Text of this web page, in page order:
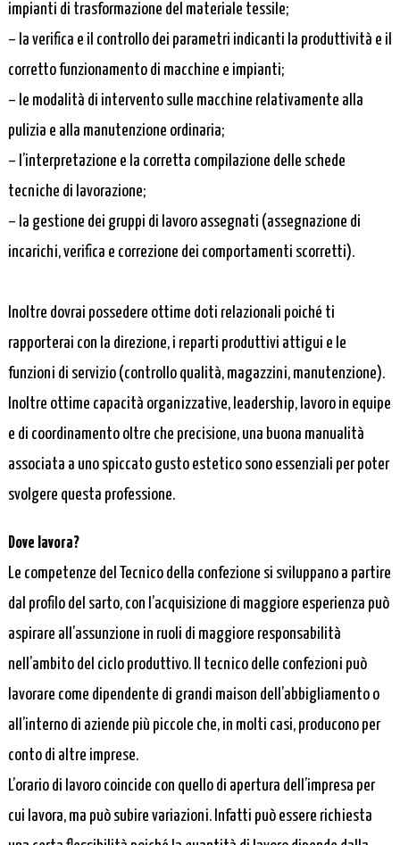
impianti di trasformazione del materiale tessile;
– la verifica e il controllo dei parametri indicanti la produttività e il
corretto funzionamento di macchine e impianti;
– le modalità di intervento sulle macchine relativamente alla
pulizia e alla manutenzione ordinaria;
– l’interpretazione e la corretta compilazione delle schede
tecniche di lavorazione;
– la gestione dei gruppi di lavoro assegnati (assegnazione di
incarichi, verifica e correzione dei comportamenti scorretti).
Inoltre dovrai possedere ottime doti relazionali poiché ti
rapporterai con la direzione, i reparti produttivi attigui e le
funzioni di servizio (controllo qualità, magazzini, manutenzione).
Inoltre ottime capacità organizzative, leadership, lavoro in equipe
e di coordinamento oltre che precisione, una buona manualità
associata a uno spiccato gusto estetico sono essenziali per poter
svolgere questa professione.
Dove lavora?
Le competenze del Tecnico della confezione si sviluppano a partire
dal profilo del sarto, con l’acquisizione di maggiore esperienza può
aspirare all’assunzione in ruoli di maggiore responsabilità
nell’ambito del ciclo produttivo. Il tecnico delle confezioni può
lavorare come dipendente di grandi maison dell’abbigliamento o
all’interno di aziende più piccole che, in molti casi, producono per
conto di altre imprese.
L’orario di lavoro coincide con quello di apertura dell’impresa per
cui lavora, ma può subire variazioni. Infatti può essere richiesta